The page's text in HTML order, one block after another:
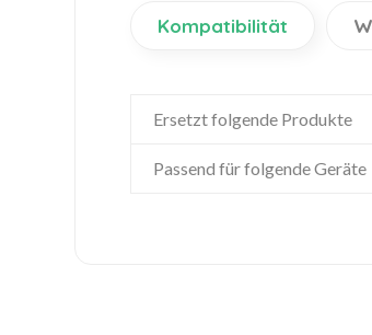
Kompatibilität
Ersetzt folgende Produkte
Passend für folgende Geräte